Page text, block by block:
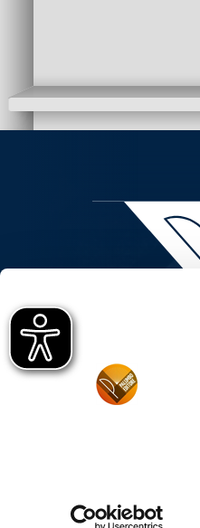
LA G.B.
ALL'AMBITO
CATALOGO